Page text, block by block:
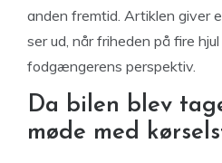
anden fremtid. Artiklen giver
ser ud, når friheden på fire
fodgængerens perspektiv.
Da bilen blev
møde med